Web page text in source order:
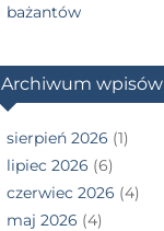
bażantów
Archiwum wpisów
sierpień 2026 (1)
lipiec 2026 (6)
czerwiec 2026 (4)
maj 2026 (4)